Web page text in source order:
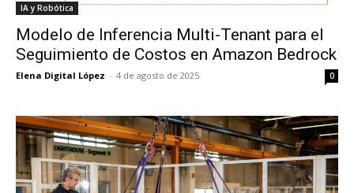
IA y Robótica
Modelo de Inferencia Multi-Tenant para el
Seguimiento de Costos en Amazon Bedrock
Elena Digital López - 4 de agosto de 2025 0